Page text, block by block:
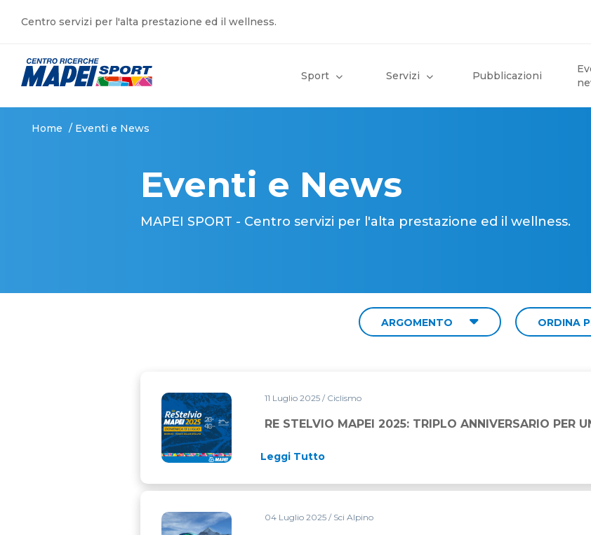
Centro servizi per l'alta prestazione ed il wellness.
Sport Servizi Pubblicazioni
Home / Eventi e News
Eventi e News
MAPEI SPORT - Centro servizi per l'alta prestazione ed il wellness.
ARGOMENTO ORDINA
RE STELVIO MAPEI 2025: TRIPLO ANNIVERSARIO PER UN’EDIZIONE STORICA
11 Luglio 2025 / Ciclismo
RE STELVIO MAPEI 2025: TRIPLO ANNIVERSARIO PER
Leggi Tutto
BANDO MAPEI SPORT E CAMERA DI COMMERCIO: ECCO LA VINCITRICE 2025
04 Luglio 2025 / Sci Alpino